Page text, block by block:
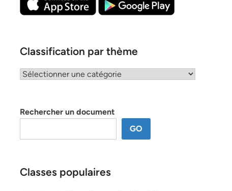
Classification par thème
Classification
Rechercher un document
GO
Classes populaires